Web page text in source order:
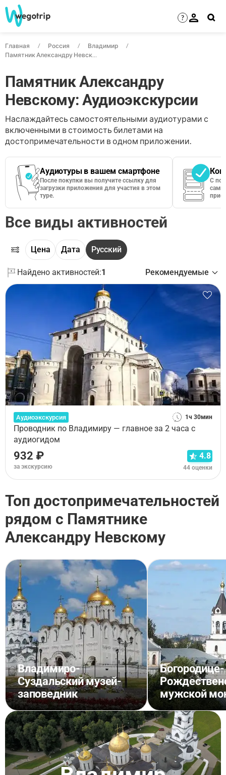
?
Главная Россия
Владимир
Памятник Александру Невскому
Памятник Александру
Невскому: Аудиоэкскурсии
Наслаждайтесь самостоятельными аудиотурами с
включенными в стоимость билетами на
достопримечательности в одном приложении.
Аудиотуры в вашем смартфоне
После покупки вы получите ссылку для
загрузки приложения для участия в этом
туре.
С
сами
Все виды активностей
Цена Дата Русский
Найдено активностей:1 Рекомендуемые
Аудиоэкскурсия 1ч 30мин
Проводник по Владимиру — главное за 2 часа с
аудиогидом
932 ₽
за экскурсию
4.8
44 оценки
Топ достопримечательностей
рядом с Памятнике
Александру Невскому
Владимиро-
Суздальский музей-
заповедник
Богородице-
мужской